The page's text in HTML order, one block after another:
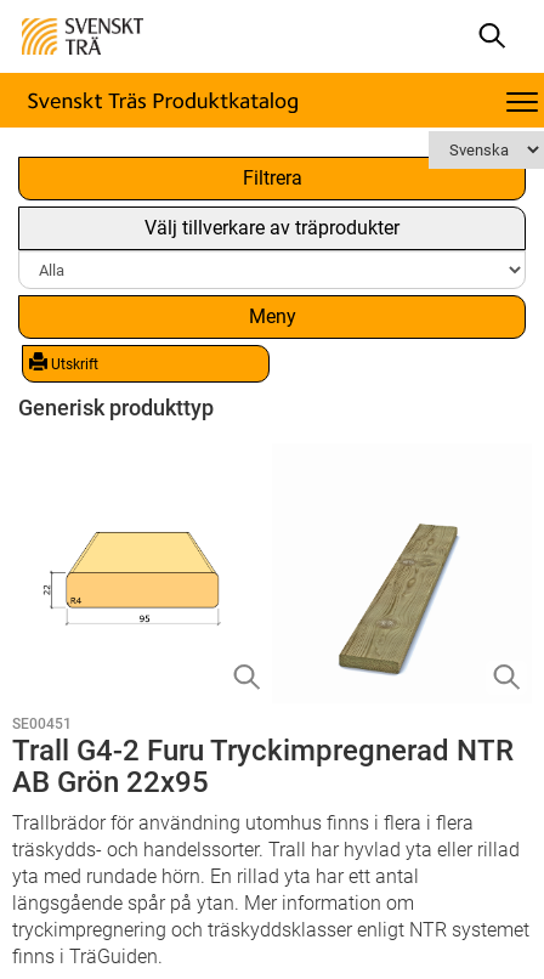
Filtrera
Välj tillverkare av träprodukter
Meny
Utskrift
x
Generisk produkttyp
SE00451
Trall G4-2 Furu Tryckimpregnerad NTR
AB Grön 22x95
Trallbrädor för användning utomhus finns i flera i flera
träskydds- och handelssorter. Trall har hyvlad yta eller rillad
yta med rundade hörn. En rillad yta har ett antal
längsgående spår på ytan. Mer information om
tryckimpregnering och träskyddsklasser enligt NTR systemet
finns i TräGuiden.